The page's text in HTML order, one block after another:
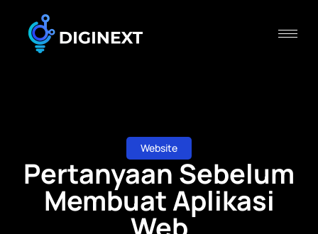
Website
Pertanyaan Sebelum
Membuat Aplikasi